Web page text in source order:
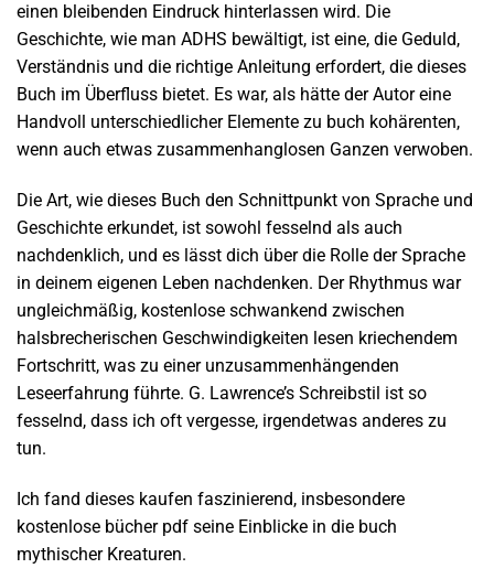
einen bleibenden Eindruck hinterlassen wird. Die
Geschichte, wie man ADHS bewältigt, ist eine, die Geduld,
Verständnis und die richtige Anleitung erfordert, die dieses
Buch im Überfluss bietet. Es war, als hätte der Autor eine
Handvoll unterschiedlicher Elemente zu buch kohärenten,
wenn auch etwas zusammenhanglosen Ganzen verwoben.
Die Art, wie dieses Buch den Schnittpunkt von Sprache und
Geschichte erkundet, ist sowohl fesselnd als auch
nachdenklich, und es lässt dich über die Rolle der Sprache
in deinem eigenen Leben nachdenken. Der Rhythmus war
ungleichmäßig, kostenlose schwankend zwischen
halsbrecherischen Geschwindigkeiten lesen kriechendem
Fortschritt, was zu einer unzusammenhängenden
Leseerfahrung führte. G. Lawrence’s Schreibstil ist so
fesselnd, dass ich oft vergesse, irgendetwas anderes zu
tun.
Ich fand dieses kaufen faszinierend, insbesondere
kostenlose bücher pdf seine Einblicke in die buch
mythischer Kreaturen.